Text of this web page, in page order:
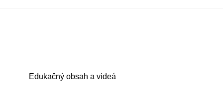
Edukačný obsah a videá